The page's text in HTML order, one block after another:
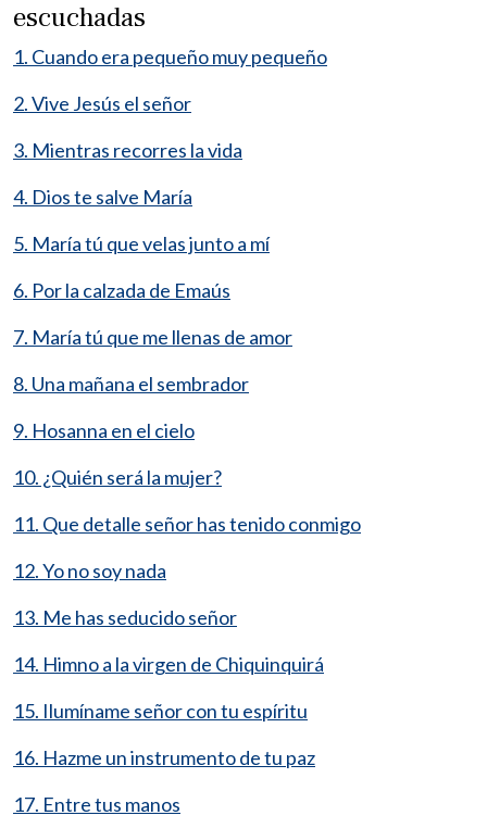
escuchadas
1. Cuando era pequeño muy pequeño
2. Vive Jesús el señor
3. Mientras recorres la vida
4. Dios te salve María
5. María tú que velas junto a mí
6. Por la calzada de Emaús
7. María tú que me llenas de amor
8. Una mañana el sembrador
9. Hosanna en el cielo
10. ¿Quién será la mujer?
11. Que detalle señor has tenido conmigo
12. Yo no soy nada
13. Me has seducido señor
14. Himno a la virgen de Chiquinquirá
15. Ilumíname señor con tu espíritu
16. Hazme un instrumento de tu paz
17. Entre tus manos